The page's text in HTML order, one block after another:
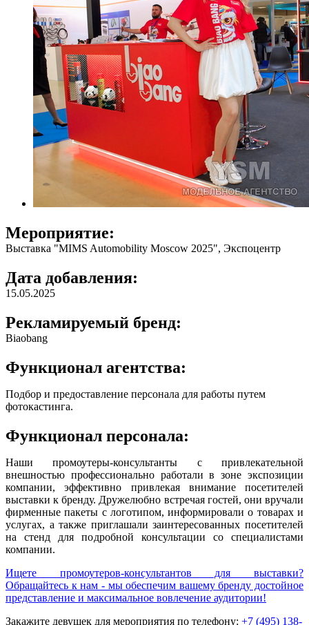
Мероприятие:
Выставка "MIMS Automobility Moscow 2025", Экспоцентр
Дата добавления:
15.05.2025
Рекламируемый бренд:
Biaobang
Функционал агентства:
Подбор и предоставление персонала для работы путем
фотокастинга.
Функционал персонала:
Наши промоутеры-консультанты с привлекательной
внешностью профессионально работали в зоне экспозиции
компании, эффективно привлекая внимание посетителей
выставки к бренду. Дружелюбно встречая гостей, они вручали
фирменные пакеты с логотипом, информировали о товарах и
услугах, а также приглашали заинтересованных посетителей
на стенд для подробной консультации со специалистами
компании.
Ищете промоутеров-консультантов для выставки?
Обращайтесь к нам - мы обеспечим вашему бренду достойное
представление и максимальное вовлечение аудитории!
Закажите девушек для мероприятия по телефону: +7 (495) 138-